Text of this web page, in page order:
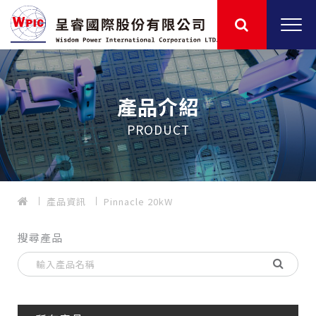
產品介紹
PRODUCT
產品資訊 Pinnacle 20kW
搜尋產品